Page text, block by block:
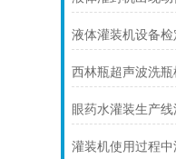
液体灌装机设备
眼药水灌装生产